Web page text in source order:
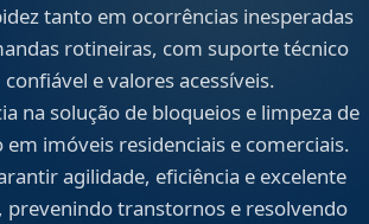
tanto em ocorrências inesperadas
rotineiras, com suporte técnico
e valores acessíveis.
na solução de bloqueios e limpeza de
em imóveis residenciais e comerciais.
agilidade, eficiência e excelente
prevenindo transtornos e resolvendo